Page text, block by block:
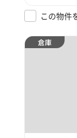
この物件
倉庫